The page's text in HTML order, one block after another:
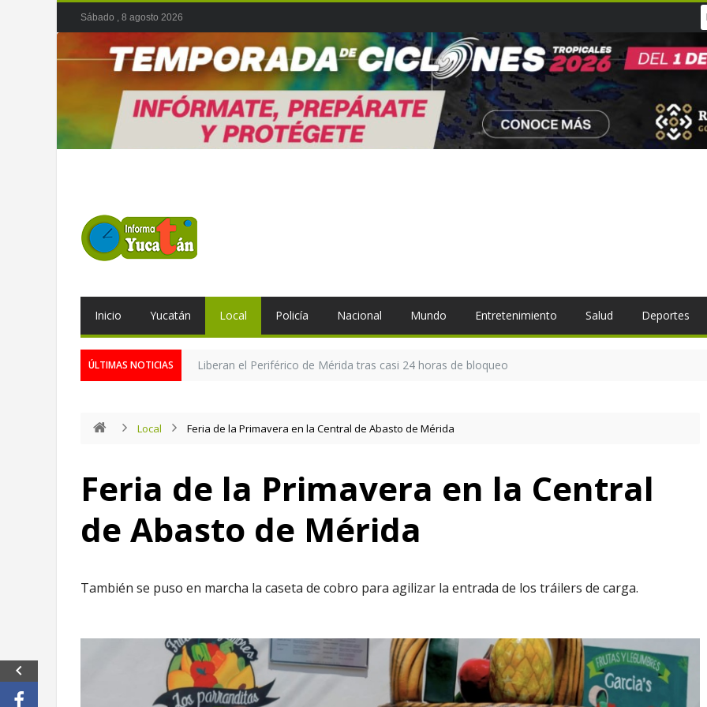
Sábado , 8 agosto 2026
Inicio Yucatán Local Policía Nacional Mundo Entretenimiento Salud Deportes
ÚLTIMAS NOTICIAS Liberan el Periférico de Mérida tras casi 24 horas de bloqueo
Local Feria de la Primavera en la Central de Abasto de Mérida
Feria de la Primavera en la Central
de Abasto de Mérida
También se puso en marcha la caseta de cobro para agilizar la entrada de los tráilers de carga.